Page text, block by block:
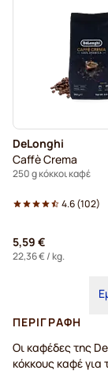
DeLonghi
Caffè Crema
250 g κόκκοι καφέ
4.6(102)
5,59 €
22,36 €/ kg.
ΠΕΡΙΓΡΑΦΉ
Οι καφέδες της
κόκκους καφέ